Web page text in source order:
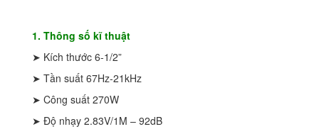
1. Thông số kĩ thuật
➤ Kích thước 6-1/2”
➤ Tần suất 67Hz-21kHz
➤ Công suất 270W
➤ Độ nhạy 2.83V/1M – 92dB